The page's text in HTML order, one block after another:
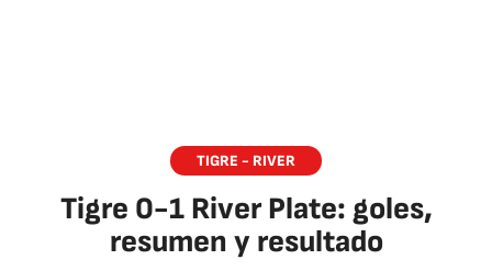
TIGRE - RIVER
Tigre 0-1 River Plate: goles,
resumen y resultado